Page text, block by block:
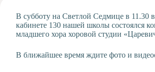
студия
Музыкальное
Психологическая
В субботу на Светлой Седмице в 11.30 в
кабинете 130 нашей школы состоялся
младшего хора хоровой студии
В ближайшее время ждите фото и